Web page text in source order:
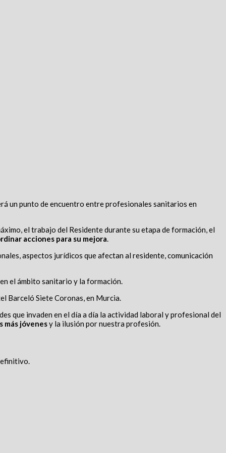
un punto de encuentro entre profesionales sanitarios en
el trabajo del Residente durante su etapa de formación, el
acciones para su mejora.
aspectos jurídicos que afectan al residente, comunicación
el ámbito sanitario y la formación.
Barceló Siete Coronas, en Murcia.
que invaden en el día a día la actividad laboral y profesional del
más jóvenesy la ilusión por nuestra profesión.